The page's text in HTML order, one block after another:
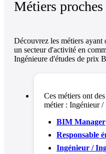
Métiers proches
Découvrez les métiers ayant
un secteur d'activité en
Ingénieure d'études de prix
Ces métiers ont
métier : Ingénieur /
BIM Manager
Responsable
Ingénieur /